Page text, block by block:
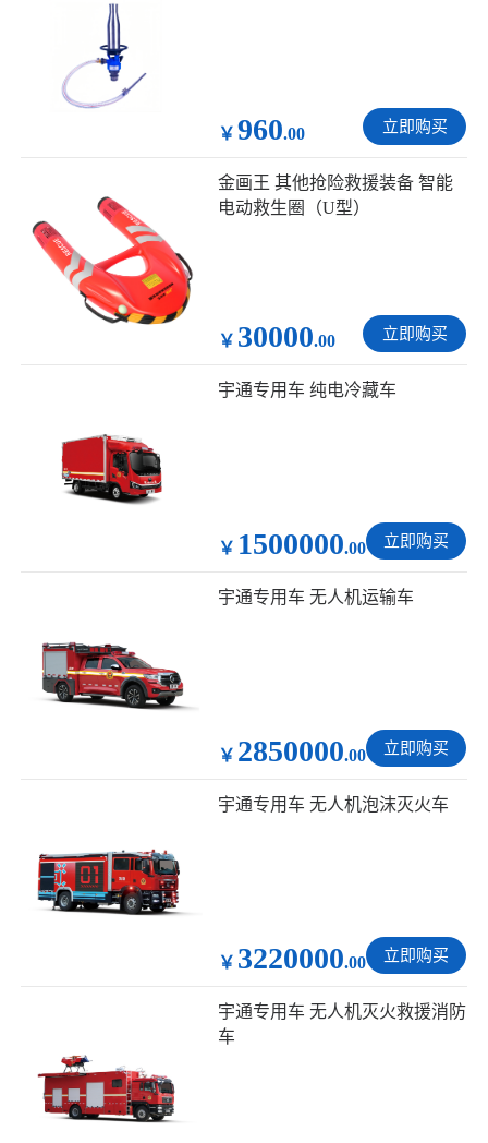
￥ 960.00 立即购买
金画王 其他抢险救援装备 智能
电动救生圈（U型）
￥ 30000.00 立即购买
宇通专用车 纯电冷藏车
￥ 1500000.00 立即购买
宇通专用车 无人机运输车
￥ 2850000.00 立即购买
宇通专用车 无人机泡沫灭火车
￥ 3220000.00 立即购买
宇通专用车 无人机灭火救援消防
车